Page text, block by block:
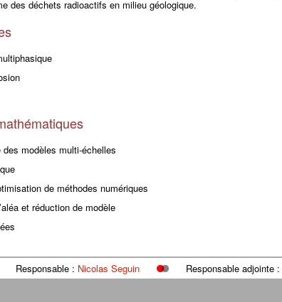
des déchets radioactifs en milieu géologique.
modèles multi-échelles
de méthodes numériques
et réduction de modèle
Responsable : Nicolas Seguin Responsable adjointe :